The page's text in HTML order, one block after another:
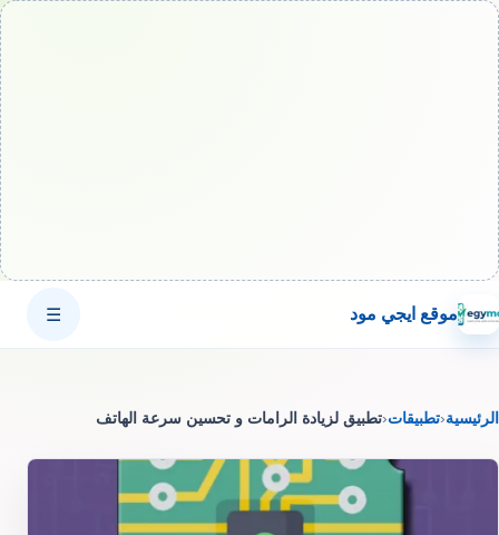
موقع ايجي مود ☰
الرئيسية‹تطبيقات‹تطبيق لزيادة الرامات و تحسين سرعة الهاتف